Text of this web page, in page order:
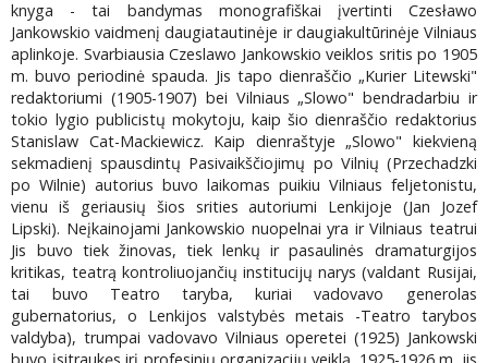
knyga - tai bandymas monografiškai įvertinti Czesławo
Jankowskio vaidmenį daugiatautinėje ir daugiakultūrinėje Vilniaus
aplinkoje. Svarbiausia Czeslawo Jankowskio veiklos sritis po 1905
m. buvo periodinė spauda. Jis tapo dienraščio „Kurier Litewski"
redaktoriumi (1905-1907) bei Vilniaus „Slowo" bendradarbiu ir
tokio lygio publicistų mokytoju, kaip šio dienraščio redaktorius
Stanislaw Cat-Mackiewicz. Kaip dienraštyje „Slowo" kiekvieną
sekmadienį spausdintų Pasivaikščiojimų po Vilnių (Przechadzki
po Wilnie) autorius buvo laikomas puikiu Vilniaus feljetonistu,
vienu iš geriausių šios srities autoriumi Lenkijoje (Jan Jozef
Lipski). Neįkainojami Jankowskio nuopelnai yra ir Vilniaus teatrui
Jis buvo tiek žinovas, tiek lenkų ir pasaulinės dramaturgijos
kritikas, teatrą kontroliuojančių institucijų narys (valdant Rusijai,
tai buvo Teatro taryba, kuriai vadovavo generolas
gubernatorius, o Lenkijos valstybės metais -Teatro tarybos
valdyba), trumpai vadovavo Vilniaus operetei (1925) Jankowski